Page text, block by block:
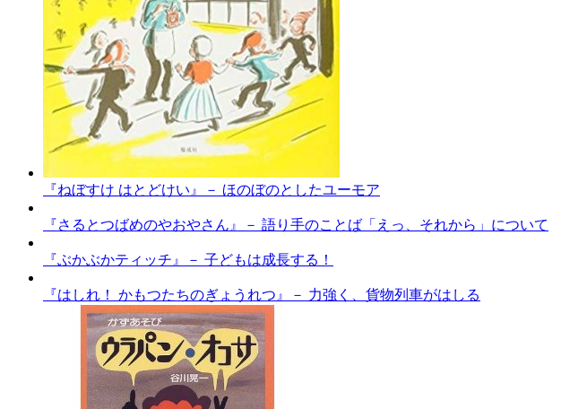
『ねぼすけ はとどけい』－ ほのぼのとしたユーモア
『さるとつばめのやおやさん』－ 語り手のことば「えっ、それから」について
『ぶかぶかティッチ』－ 子どもは成長する！
『はしれ！ かもつたちのぎょうれつ』－ 力強く、貨物列車がはしる